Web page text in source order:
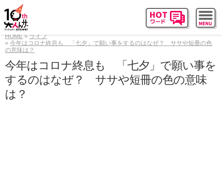
HOME
ライフ
今年はコロナ終息も 「七夕」で願い事をするのはなぜ？ ササや短冊の色
の意味は？
今年はコロナ終息も 「七夕」で願い事を
するのはなぜ？ ササや短冊の色の意味
は？